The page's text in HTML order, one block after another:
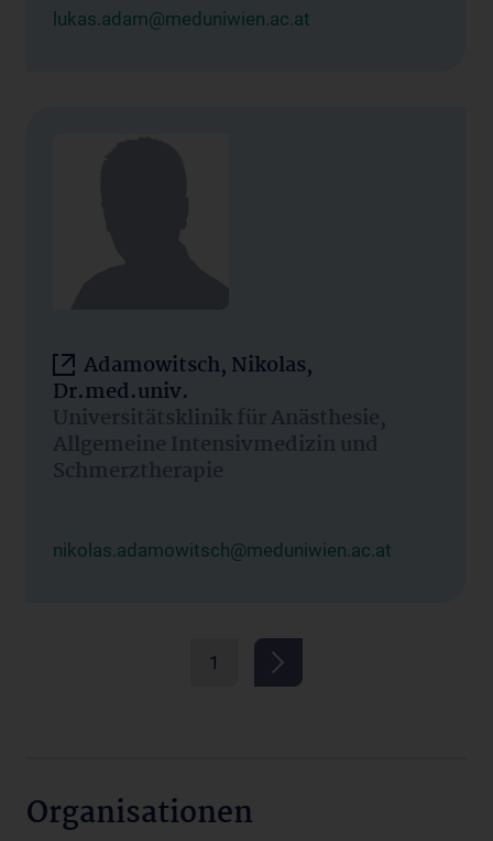
lukas.adam@meduniwien.ac.at
Adamowitsch, Nikolas,
Dr.med.univ.
Universitätsklinik für Anästhesie,
Allgemeine Intensivmedizin und
Schmerztherapie
nikolas.adamowitsch@meduniwien.ac.at
1
Organisationen